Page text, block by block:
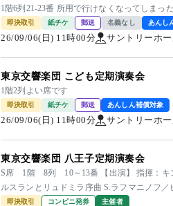
1階6列21-23番 所用で行けなくなってしまっ
即決取引 紙チケ 郵送 名義なし あんし
26/09/06(日) 11時00分 サントリーホ
東京交響楽団 こども定期演奏会
1階2列よい席です
即決取引 紙チケ 郵送 あんしん補償対象
26/09/06(日) 11時00分 サントリーホ
東京交響楽団 八王子定期演奏会
S席 1階 8列 10～13番 【出演】 指揮：キ
ルスランとリュドミラ序曲 S.ラフマニノフ／
即決取引 コンビニ発券 主催者